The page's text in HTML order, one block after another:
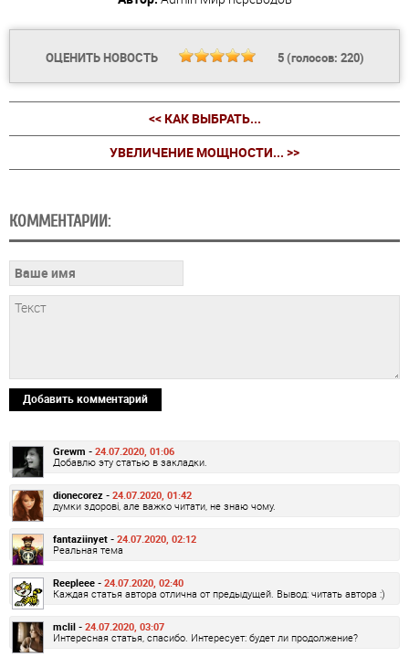
ОЦЕНИТЬ НОВОСТЬ 5(голосов: 220)
<< КАК ВЫБРАТЬ...
УВЕЛИЧЕНИЕ МОЩНОСТИ... >>
КОММЕНТАРИИ:
Добавить комментарий
Grewm - 24.07.2020, 01:06
Добавлю эту статью в закладки.
dionecorez - 24.07.2020, 01:42
думки здорові, але важко читати, не знаю чому.
fantaziinyet - 24.07.2020, 02:12
Реальная тема
Reepleee - 24.07.2020, 02:40
Каждая статья автора отлична от предыдущей. Вывод: читать автора :)
mclil - 24.07.2020, 03:07
Интересная статья, спасибо. Интересует: будет ли продолжение?